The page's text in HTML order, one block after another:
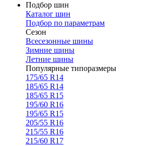
Подбор шин
Каталог шин
Подбор по параметрам
Сезон
Всесезонные шины
Зимние шины
Летние шины
Популярные типоразмеры
175/65 R14
185/65 R14
185/65 R15
195/60 R16
195/65 R15
205/55 R16
215/55 R16
215/60 R17